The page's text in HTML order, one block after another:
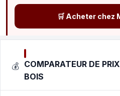
🛒 Acheter chez
💰 COMPARATEUR DE
BOIS